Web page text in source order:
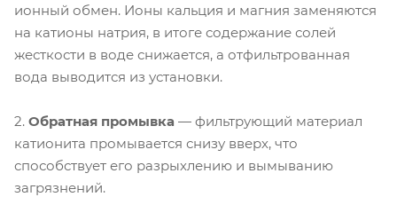
ионный обмен. Ионы кальция и магния заменяются
на катионы натрия, в итоге содержание солей
жесткости в воде снижается, а отфильтрованная
вода выводится из установки.
2. Обратная промывка — фильтрующий материал
катионита промывается снизу вверх, что
способствует его разрыхлению и вымыванию
загрязнений.